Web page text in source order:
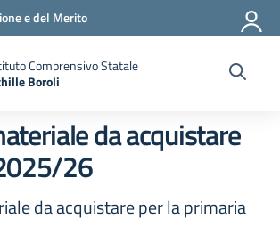
e del Merito
Comprensivo Statale
Boroli
da acquistare
26
da acquistare per la primaria